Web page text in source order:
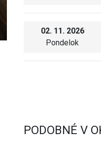
02. 11. 2026
Pondelok
PODOBNÉ V